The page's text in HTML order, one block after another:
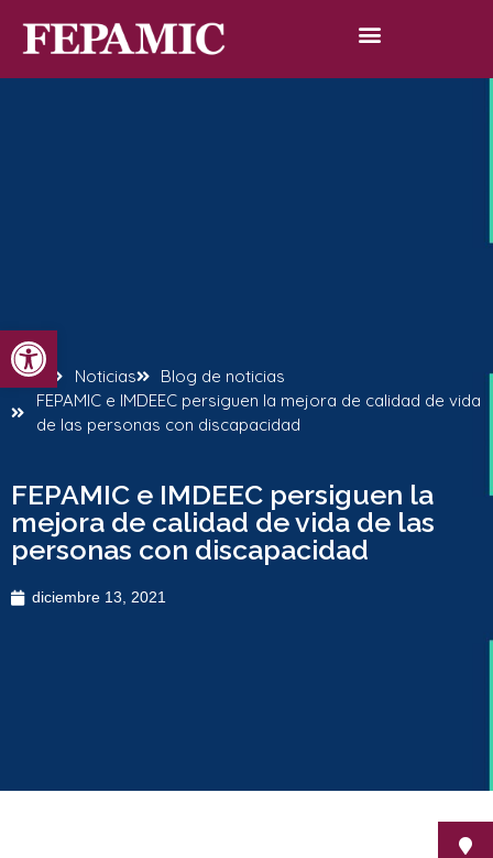
Abrir barra de herramientas
Inicio Noticias
Blog de noticias
FEPAMIC e IMDEEC persiguen la mejora de calidad de vida
de las personas con discapacidad
FEPAMIC e IMDEEC persiguen la
mejora de calidad de vida de las
personas con discapacidad
diciembre 13, 2021